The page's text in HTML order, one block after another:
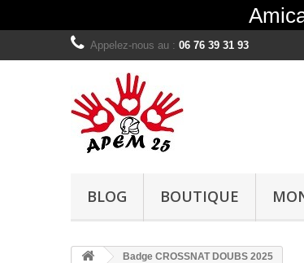
Appelez-nous au : 06 76 39 31 93
BLOG BOUTIQUE
Badge CROSSNAT DOUBS 2025